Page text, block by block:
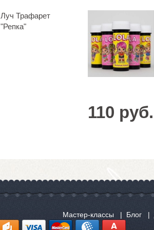
Луч Трафарет
"Репка"
110 руб.
Мастер-классы Блог